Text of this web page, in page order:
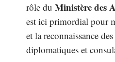
rôle du Ministère des
est ici primordial pour
et la reconnaissance
diplomatiques et